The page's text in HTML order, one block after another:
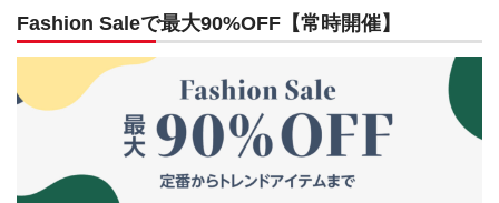
Fashion Saleで最大90%OFF【常時開催】